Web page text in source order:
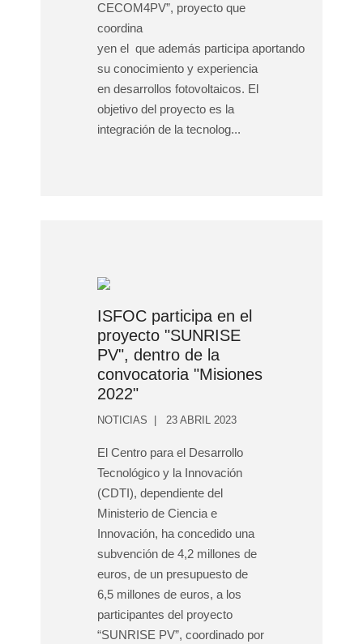
CECOM4PV”, proyecto que
coordina
yen el que además participa aportando
su conocimiento y experiencia
en desarrollos fotovoltaicos. El
objetivo del proyecto es la
integración de la tecnolog...
ISFOC participa en el
proyecto "SUNRISE
PV", dentro de la
convocatoria "Misiones
2022"
NOTICIAS 23 ABRIL 2023
El Centro para el Desarrollo
Tecnológico y la Innovación
(CDTI), dependiente del
Ministerio de Ciencia e
Innovación, ha concedido una
subvención de 4,2 millones de
euros, de un presupuesto de
6,5 millones de euros, a los
participantes del proyecto
“SUNRISE PV”, coordinado por